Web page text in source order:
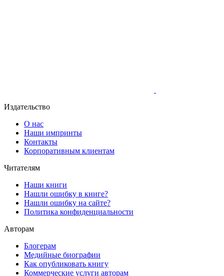
Издательство
О нас
Наши импринты
Контакты
Корпоративным клиентам
Читателям
Наши книги
Нашли ошибку в книге?
Нашли ошибку на сайте?
Политика конфиденциальности
Авторам
Блогерам
Медийные биографии
Как опубликовать книгу
Коммерческие услуги авторам